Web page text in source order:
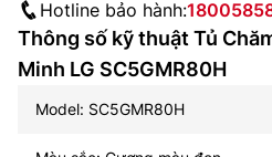
Hotline bảo hành:
Thông số kỹ thuật Tủ
Minh LG SC5GMR80H
Model: SC5GMR80H